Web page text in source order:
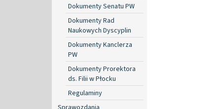
Dokumenty Senatu PW
Dokumenty Rad
Naukowych Dyscyplin
Dokumenty Kanclerza
PW
Dokumenty Prorektora
ds. Filii w Płocku
Regulaminy